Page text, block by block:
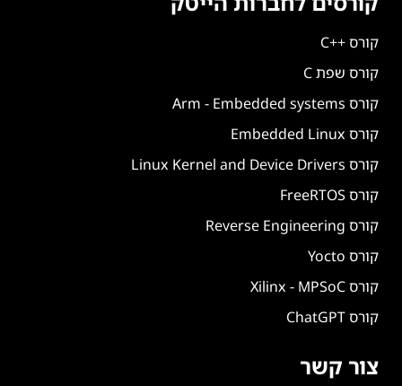
קורס ++C
קורס שפת C
קורס Arm - Embedded systems
קורס Embedded Linux
קורס Linux Kernel and Device Drivers
קורס FreeRTOS
קורס Reverse Engineering
קורס Yocto
קורס Xilinx - MPSoC
קורס ChatGPT
צור קשר